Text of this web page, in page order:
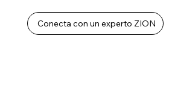
Conecta con un experto ZION